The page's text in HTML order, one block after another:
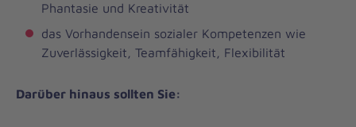
Phantasie und Kreativität
das Vorhandensein sozialer Kompetenzen wie
Zuverlässigkeit, Teamfähigkeit, Flexibilität
Darüber hinaus sollten Sie: